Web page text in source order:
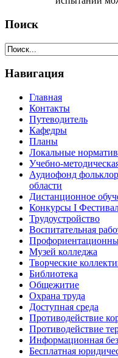
Поиск
Навигация
Главная
Контакты
Путеводитель
Кафедры
Планы
Локальные
Учебно-
Аудиофонд
области
Дистанционное
Конкурсы I
Трудоустройство
Воспитательная
Музей колледжа
Творческие
Библиотека
Общежитие
Охрана труда
Доступная среда
Противодействие
Противодействие
Информационная
Бесплатная